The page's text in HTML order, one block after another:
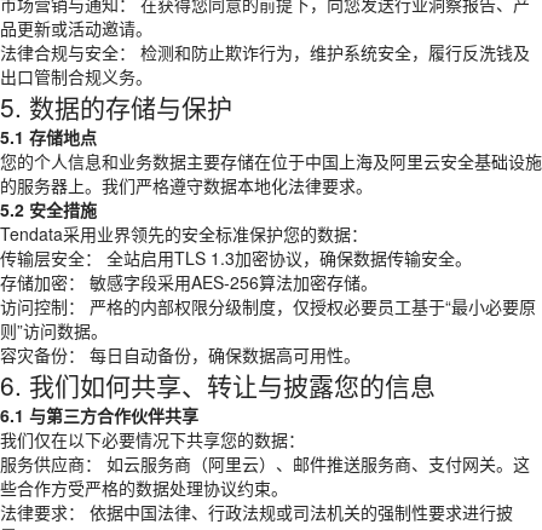
品更新或活动邀请。
法律合规与安全： 检测和防止欺诈行为，维护系统安全，履行反洗钱及
出口管制合规义务。
5. 数据的存储与保护
5.1 存储地点
您的个人信息和业务数据主要存储在位于中国上海及阿里云安全基础设施
的服务器上。我们严格遵守数据本地化法律要求。
5.2 安全措施
Tendata采用业界领先的安全标准保护您的数据：
传输层安全： 全站启用TLS 1.3加密协议，确保数据传输安全。
存储加密： 敏感字段采用AES-256算法加密存储。
访问控制： 严格的内部权限分级制度，仅授权必要员工基于“最小必要原
则”访问数据。
容灾备份： 每日自动备份，确保数据高可用性。
6. 我们如何共享、转让与披露您的信息
6.1 与第三方合作伙伴共享
我们仅在以下必要情况下共享您的数据：
服务供应商： 如云服务商（阿里云）、邮件推送服务商、支付网关。这
些合作方受严格的数据处理协议约束。
法律要求： 依据中国法律、行政法规或司法机关的强制性要求进行披